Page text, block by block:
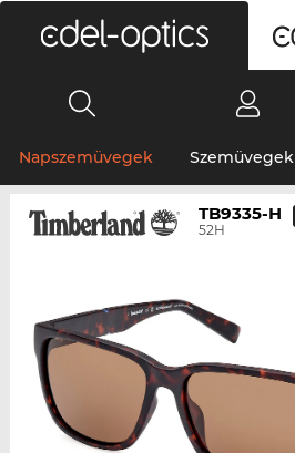
Napszemüvegek Szemüvegek
TB9335-H
52H